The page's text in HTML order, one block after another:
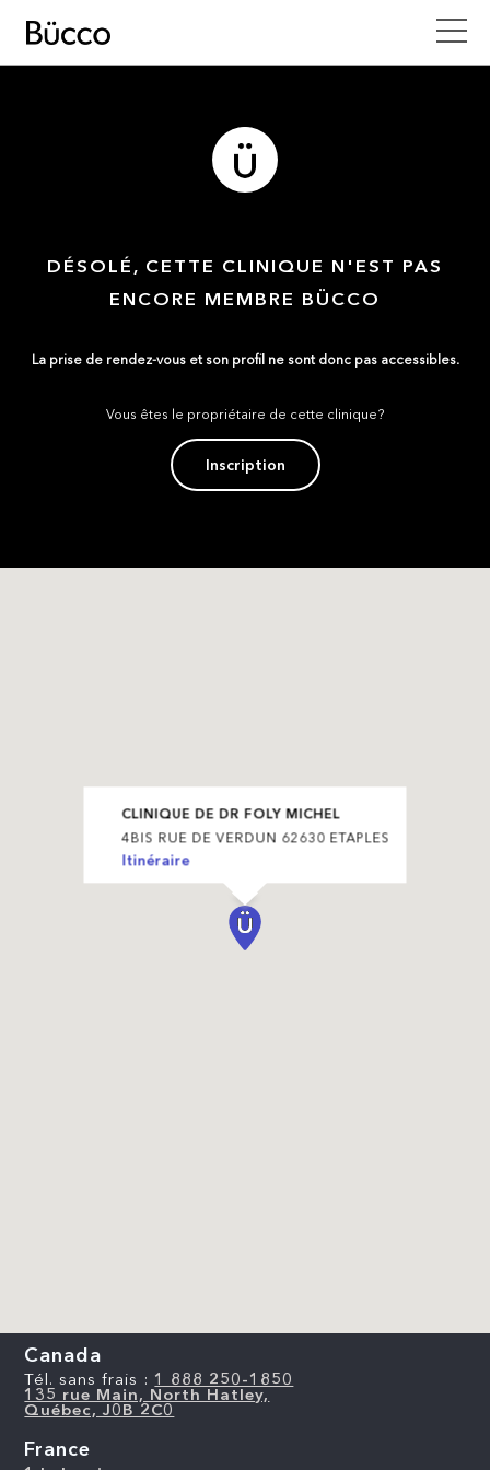
DÉSOLÉ, CETTE CLINIQUE N'EST PAS
ENCORE MEMBRE BÜCCO
La prise de rendez-vous et son profil ne sont donc pas accessibles.
Vous êtes le propriétaire de cette clinique?
Inscription
CLINIQUE DE DR FOLY MICHEL
4BIS RUE DE VERDUN 62630 ETAPLES
Itinéraire
Canada
Tél. sans frais : 1 888 250-1850
135 rue Main, North Hatley,
Québec, J0B 2C0
France